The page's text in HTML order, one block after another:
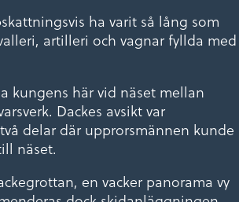
ha varit så lång som
artilleri och vagnar fyllda med
kungens här vid näset mellan
Dackes avsikt var
delar där upprorsmännen kunde
näset.
en vacker panorama vy